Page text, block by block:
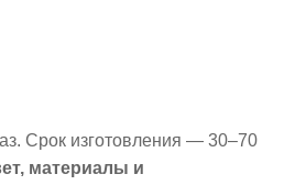
Срок изготовления — 30–70
материалы и